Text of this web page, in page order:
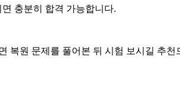
충분히 합격 가능합니다.
복원 문제를 풀어본 뒤 시험 보시길 추천